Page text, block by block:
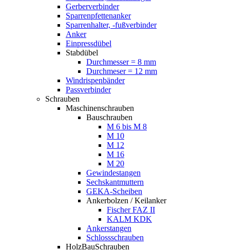
Gerberverbinder
Sparrenpfettenanker
Sparrenhalter, -fußverbinder
Anker
Einpressdübel
Stabdübel
Durchmesser = 8 mm
Durchmeser = 12 mm
Windrispenbänder
Passverbinder
Schrauben
Maschinenschrauben
Bauschrauben
M 6 bis M 8
M 10
M 12
M 16
M 20
Gewindestangen
Sechskantmuttern
GEKA-Scheiben
Ankerbolzen / Keilanker
Fischer FAZ II
KALM KDK
Ankerstangen
Schlossschrauben
HolzBauSchrauben